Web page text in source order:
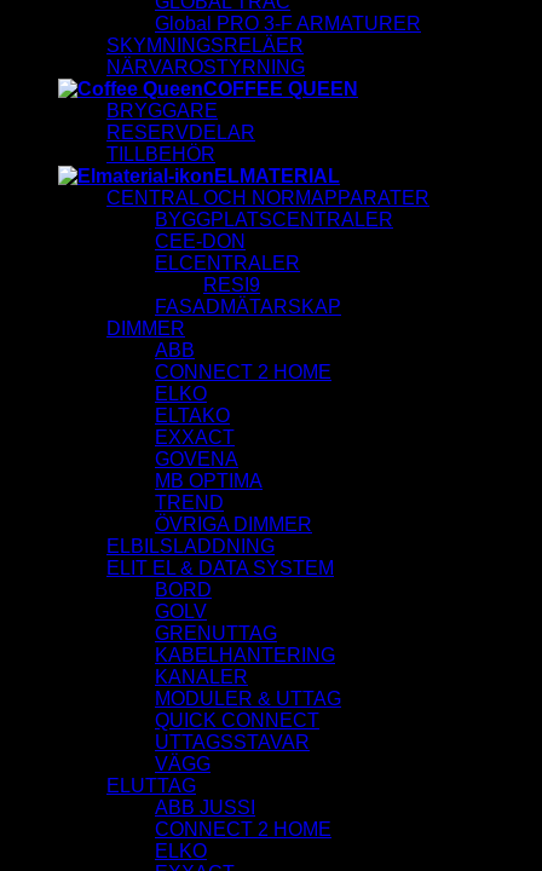
Global PRO 3-F ARMATURER
SKYMNINGSRELÄER
NÄRVAROSTYRNING
COFFEE QUEEN
BRYGGARE
RESERVDELAR
TILLBEHÖR
ELMATERIAL
CENTRAL OCH NORMAPPARATER
BYGGPLATSCENTRALER
CEE-DON
ELCENTRALER
RESI9
FASADMÄTARSKAP
DIMMER
ABB
CONNECT 2 HOME
ELKO
ELTAKO
EXXACT
GOVENA
MB OPTIMA
TREND
ÖVRIGA DIMMER
ELBILSLADDNING
ELIT EL & DATA SYSTEM
BORD
GOLV
GRENUTTAG
KABELHANTERING
KANALER
MODULER & UTTAG
QUICK CONNECT
UTTAGSSTAVAR
VÄGG
ELUTTAG
ABB JUSSI
CONNECT 2 HOME
ELKO